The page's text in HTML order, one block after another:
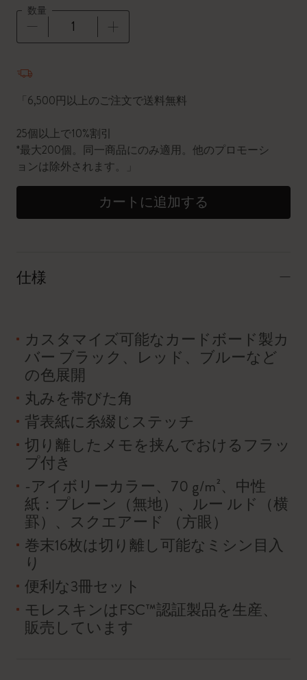
数量
「6,500円以上のご注文で送料無料
25個以上で10%割引
*最大200個。同一商品にのみ適用。他のプロモーシ
ョンは除外されます。」
カートに追加する
仕様
カスタマイズ可能なカードボード製カ
バー ブラック、レッド、ブルーなど
の色展開
丸みを帯びた角
背表紙に糸綴じステッチ
切り離したメモを挟んでおけるフラッ
プ付き
-アイボリーカラー、70 g/m²、中性
紙：プレーン（無地）、ルー ルド（横
罫）、スクエアード （方眼）
巻末16枚は切り離し可能なミシン目入
り
便利な3冊セット
モレスキンはFSC™認証製品を生産、
販売しています